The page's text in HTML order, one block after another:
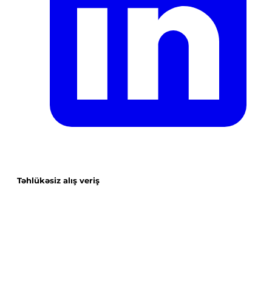
Təhlükəsiz alış veriş